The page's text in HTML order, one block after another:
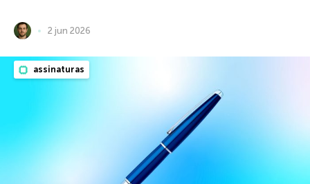
2 jun 2026
assinaturas